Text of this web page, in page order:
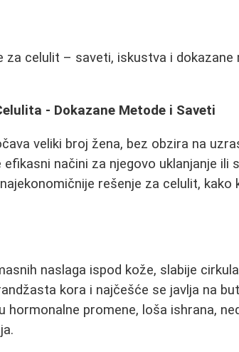
za celulit – saveti, iskustva i dokazane
- Dokazane Metode i Saveti
veliki broj žena, bez obzira na
načini za njegovo uklanjanje ili
rešenje za celulit,
naslaga ispod kože, slabije
kora i najčešće se javlja na
hormonalne promene, loša ishrana,